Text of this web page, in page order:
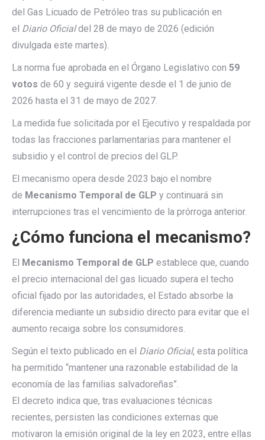
del Gas Licuado de Petróleo tras su publicación en
el Diario Oficialdel 28 de mayo de 2026 (edición
divulgada este martes).
La norma fue aprobada en el Órgano Legislativo con 59
votos de 60 y seguirá vigente desde el 1 de junio de
2026 hasta el 31 de mayo de 2027.
La medida fue solicitada por el Ejecutivo y respaldada por
todas las fracciones parlamentarias para mantener el
subsidio y el control de precios del GLP.
El mecanismo opera desde 2023 bajo el nombre
de Mecanismo Temporal de GLP y continuará sin
interrupciones tras el vencimiento de la prórroga anterior.
¿Cómo funciona el mecanismo?
El Mecanismo Temporal de GLP establece que, cuando
el precio internacional del gas licuado supera el techo
oficial fijado por las autoridades, el Estado absorbe la
diferencia mediante un subsidio directo para evitar que el
aumento recaiga sobre los consumidores.
Según el texto publicado en el Diario Oficial, esta política
ha permitido “mantener una razonable estabilidad de la
economía de las familias salvadoreñas”.
El decreto indica que, tras evaluaciones técnicas
recientes, persisten las condiciones externas que
motivaron la emisión original de la ley en 2023, entre ellas